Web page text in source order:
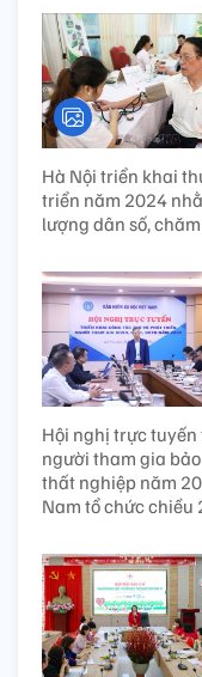
Hà Nội triển khai
triển năm 2024
lượng dân số,
Hội nghị trực
người tham gia
thất nghiệp năm
Nam tổ chức chiều